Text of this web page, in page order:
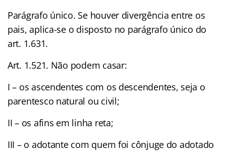
Parágrafo único. Se houver divergência entre os
pais, aplica-se o disposto no parágrafo único do
art. 1.631.
Art. 1.521. Não podem casar:
I – os ascendentes com os descendentes, seja o
parentesco natural ou civil;
II – os afins em linha reta;
III – o adotante com quem foi cônjuge do adotado